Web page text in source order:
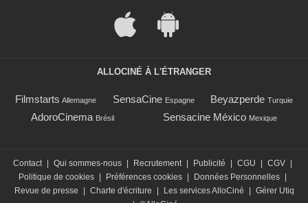
ALLOCINÉ À L'ÉTRANGER
Filmstarts Allemagne SensaCine Espagne Beyazperde Turquie
AdoroCinema Brésil Sensacine México Mexique
Contact | Qui sommes-nous | Recrutement | Publicité | CGU | CGV |
Politique de cookies | Préférences cookies | Données Personnelles |
Revue de presse
| Charte d'écriture | Les services AlloCiné | Gérer Utiq